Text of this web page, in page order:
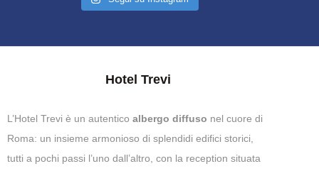
Hotel Trevi
L’Hotel Trevi è un autentico albergo diffuso nel cuore di
Roma: un insieme armonioso di splendidi edifici storici,
tutti a pochi passi l’uno dall’altro, con la reception situata